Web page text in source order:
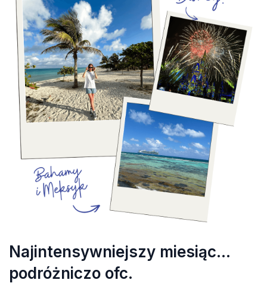
Najintensywniejszy miesiąc…
podróżniczo ofc.